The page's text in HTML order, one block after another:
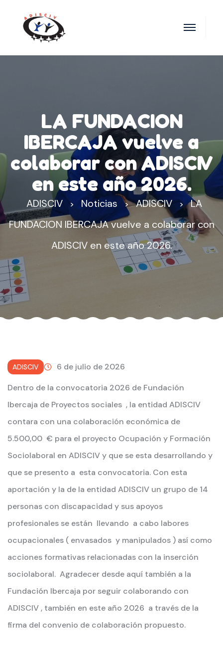
LA FUNDACION
IBERCAJA vuelve a
colaborar con ADISCIV
en este año 2026.
ADISCIV > Noticias > ADISCIV > LA
FUNDACION IBERCAJA vuelve a colaborar con
ADISCIV en este año 2026.
ADISCIV
6 de julio de 2026
Dentro de la convocatoria 2026 de Fundación
Ibercaja de Proyectos sociales , la entidad ADISCIV
contara con una colaboración económica de
5.500,00 € para el proyecto Ocupación y Formación
Sociolaboral en ADISCIV y que se esta desarrollando y
que se presento a esta convocatoria. Con esta
aportación y la de la entidad ADISCIV un grupo de 14
personas con discapacidad y sus apoyos
profesionales se están llevando a cabo labores
ocupacionales ( envasados y manipulados ) así como
acciones formativas relacionadas con la inserción
sociolaboral. Agradecer desde aquí también a la
Fundación Ibercaja por seguir colaborando con
ADISCIV , también en este año 2026 a través de la
firma del convenio de colaboración propuesto.